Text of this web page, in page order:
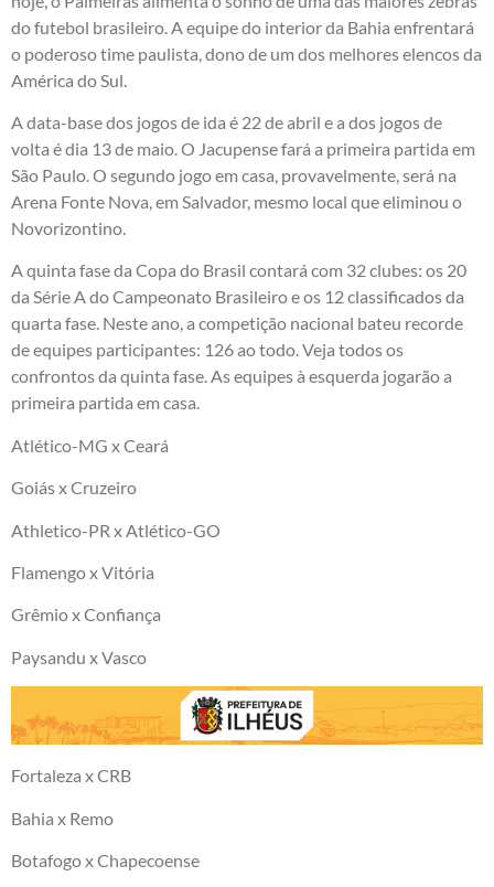
do futebol brasileiro. A equipe do interior da Bahia enfrentará
o poderoso time paulista, dono de um dos melhores elencos da
América do Sul.
A data-base dos jogos de ida é 22 de abril e a dos jogos de
volta é dia 13 de maio. O Jacupense fará a primeira partida em
São Paulo. O segundo jogo em casa, provavelmente, será na
Arena Fonte Nova, em Salvador, mesmo local que eliminou o
Novorizontino.
A quinta fase da Copa do Brasil contará com 32 clubes: os 20
da Série A do Campeonato Brasileiro e os 12 classificados da
quarta fase. Neste ano, a competição nacional bateu recorde
de equipes participantes: 126 ao todo. Veja todos os
confrontos da quinta fase. As equipes à esquerda jogarão a
primeira partida em casa.
Atlético-MG x Ceará
Goiás x Cruzeiro
Athletico-PR x Atlético-GO
Flamengo x Vitória
Grêmio x Confiança
Paysandu x Vasco
Fortaleza x CRB
Bahia x Remo
Botafogo x Chapecoense